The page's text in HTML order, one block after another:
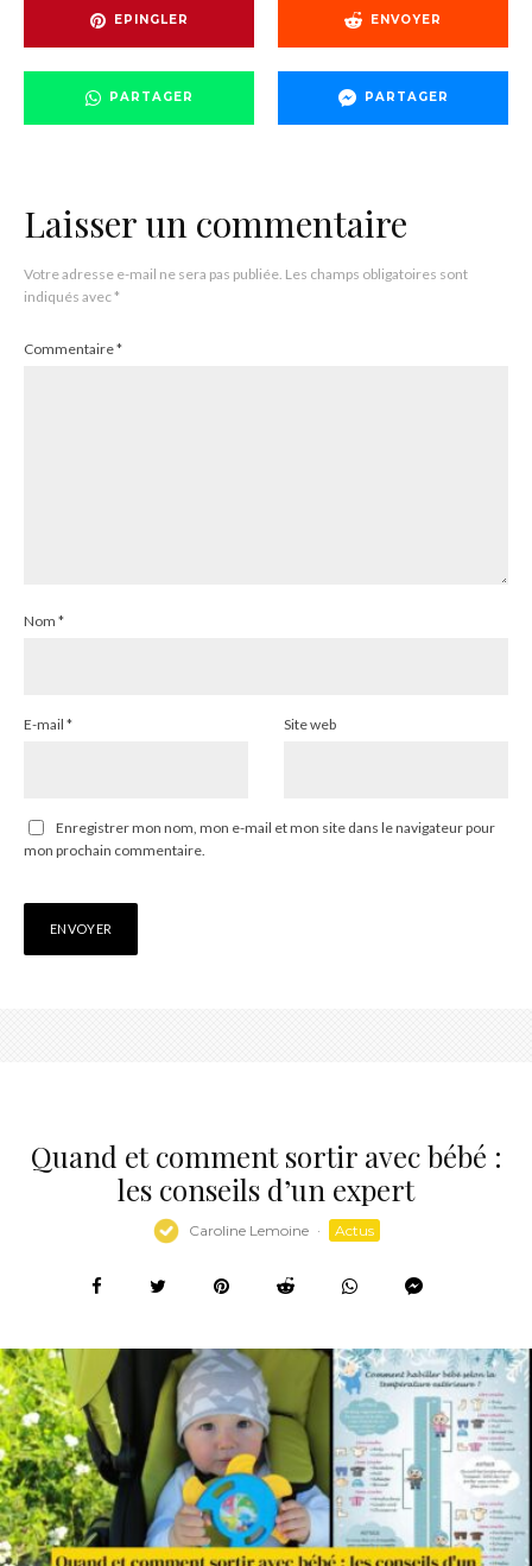
EPINGLER ENVOYER
PARTAGER PARTAGER
Laisser un commentaire
Votre adresse e-mail ne sera pas publiée. Les champs obligatoires sont
indiqués avec*
Commentaire*
Nom *
E-mail * Site web
Enregistrer mon nom, mon e-mail et mon site dans le navigateur pour
mon prochain commentaire.
Quand et comment sortir avec bébé :
les conseils d’un expert
Caroline Lemoine · Actus